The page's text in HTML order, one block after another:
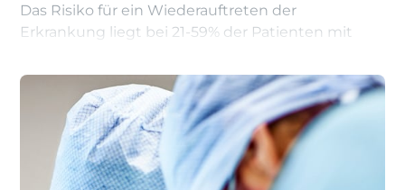
Das Risiko für ein Wiederauftreten der
Erkrankung liegt bei 21-59% der Patienten mit
der Intervention. Besonders Patienten mit
Struvitsteinen, auch als Infektsteine bekannt, da
diese häufig durch Harnwegsinfektionen
entstehen, haben ein erhöhtes Rezidivrisiko.
Restfragmente jeder Größe können klinisch